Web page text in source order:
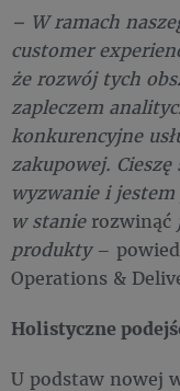
– W ramach
customer
że rozwój tych
zapleczem
konkurencyjne
zakupowej. Cieszę
wyzwanie i
w stanierozwinąć
produkty–
Operations &
Holistyczne
U podstaw nowej